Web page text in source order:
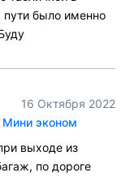
было именно
16 Октября 2022
эконом
выходе из
по дороге